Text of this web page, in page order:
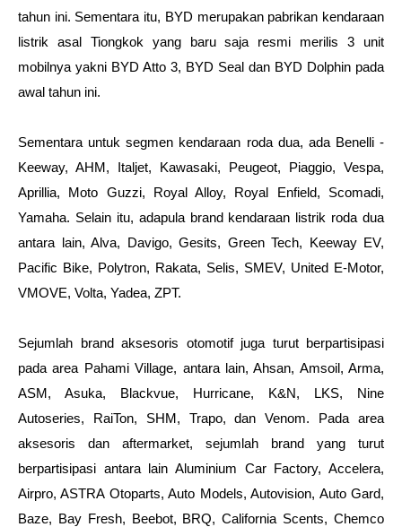
tahun ini. Sementara itu, BYD merupakan pabrikan kendaraan
listrik asal Tiongkok yang baru saja resmi merilis 3 unit
mobilnya yakni BYD Atto 3, BYD Seal dan BYD Dolphin pada
awal tahun ini.
Sementara untuk segmen kendaraan roda dua, ada Benelli -
Keeway, AHM, Italjet, Kawasaki, Peugeot, Piaggio, Vespa,
Aprillia, Moto Guzzi, Royal Alloy, Royal Enfield, Scomadi,
Yamaha. Selain itu, adapula brand kendaraan listrik roda dua
antara lain, Alva, Davigo, Gesits, Green Tech, Keeway EV,
Pacific Bike, Polytron, Rakata, Selis, SMEV, United E-Motor,
VMOVE, Volta, Yadea, ZPT.
Sejumlah brand aksesoris otomotif juga turut berpartisipasi
pada area Pahami Village, antara lain, Ahsan, Amsoil, Arma,
ASM, Asuka, Blackvue, Hurricane, K&N, LKS, Nine
Autoseries, RaiTon, SHM, Trapo, dan Venom. Pada area
aksesoris dan aftermarket, sejumlah brand yang turut
berpartisipasi antara lain Aluminium Car Factory, Accelera,
Airpro, ASTRA Otoparts, Auto Models, Autovision, Auto Gard,
Baze, Bay Fresh, Beebot, BRQ, California Scents, Chemco